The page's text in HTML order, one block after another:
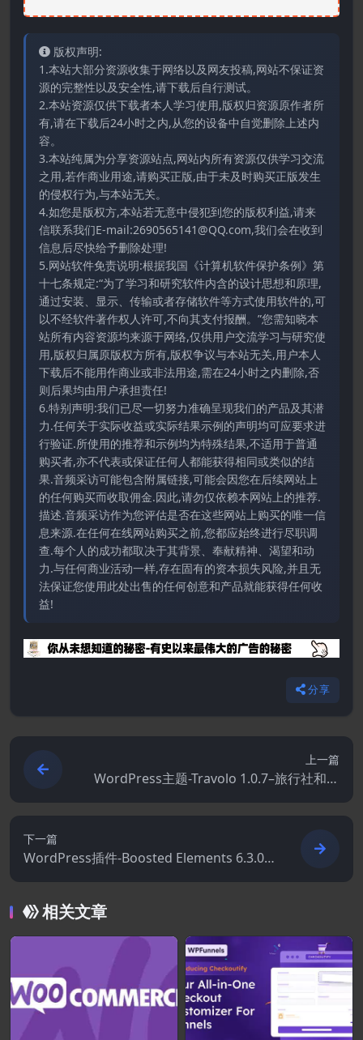
版权声明:
1.本站大部分资源收集于网络以及网友投稿,网站不保证资
源的完整性以及安全性,请下载后自行测试。
2.本站资源仅供下载者本人学习使用,版权归资源原作者所
有,请在下载后24小时之内,从您的设备中自觉删除上述内
容。
3.本站纯属为分享资源站点,网站内所有资源仅供学习交流
之用,若作商业用途,请购买正版,由于未及时购买正版发生
的侵权行为,与本站无关。
4.如您是版权方,本站若无意中侵犯到您的版权利益,请来
信联系我们E-mail:2690565141@QQ.com,我们会在收到
信息后尽快给予删除处理!
5.网站软件免责说明:根据我国《计算机软件保护条例》第
十七条规定:“为了学习和研究软件内含的设计思想和原理,
通过安装、显示、传输或者存储软件等方式使用软件的,可
以不经软件著作权人许可,不向其支付报酬。”您需知晓本
站所有内容资源均来源于网络,仅供用户交流学习与研究使
用,版权归属原版权方所有,版权争议与本站无关,用户本人
下载后不能用作商业或非法用途,需在24小时之内删除,否
则后果均由用户承担责任!
6.特别声明:我们已尽一切努力准确呈现我们的产品及其潜
力.任何关于实际收益或实际结果示例的声明均可应要求进
行验证.所使用的推荐和示例均为特殊结果,不适用于普通
购买者,亦不代表或保证任何人都能获得相同或类似的结
果.音频采访可能包含附属链接,可能会因您在后续网站上
的任何购买而收取佣金.因此,请勿仅依赖本网站上的推荐.
描述.音频采访作为您评估是否在这些网站上购买的唯一信
息来源.在任何在线网站购买之前,您都应始终进行尽职调
查.每个人的成功都取决于其背景、奉献精神、渴望和动
力.与任何商业活动一样,存在固有的资本损失风险,并且无
法保证您使用此处出售的任何创意和产品就能获得任何收
益!
分享
上一篇
WordPress主题-Travolo 1.0.7–旅行社和旅
游预订WordPress主题
下一篇
WordPress插件-Boosted Elements 6.3.0–
适用于Elementor的WordPress页面生成器
相关文章